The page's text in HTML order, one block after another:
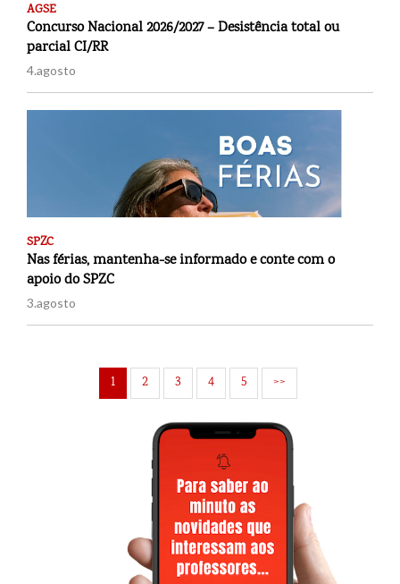
AGSE
Concurso Nacional 2026/2027 – Desistência total ou
parcial CI/RR
4.agosto
SPZC
Nas férias, mantenha-se informado e conte com o
apoio do SPZC
3.agosto
1 2 3 4 5 >>